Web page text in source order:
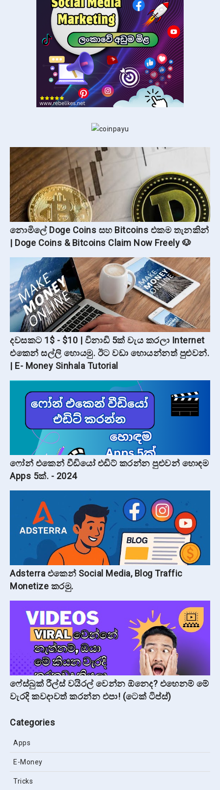
නොමිලේ Doge Coins සහ Bitcoins එකම තැනකින්
| Doge Coins & Bitcoins Claim Now Freely 🐶
දවසකට 1$ - $10 | විනාඩි 5ක් වැය කරලා Internet
එකෙන් සල්ලි හොයමු. ඊට වඩා හොයන්නත් පුළුවන්.
| E- Money Sinhala Tutorial
ෆෝන් එකෙන් වීඩියෝ එඩිට් කරන්න පුළුවන් හොඳම
Apps 5ක්. - 2024
Adsterra එකෙන් Social Media, Blog Traffic
Monetize කරමු.
ෆේස්බුක් රීල්ස් වයිරල් වෙන්න ඕනෙද? එහෙනම් මේ
වැරදි කවදාවත් කරන්න එපා! (ටෙක් ටිප්ස්)
Categories
Apps
E-Money
Tricks